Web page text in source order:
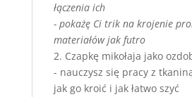
łączenia ich
- pokażę Ci trik na krojenie
materiałów jak futro
2. Czapkę mikołaja jako
- nauczysz się pracy z
jak go kroić i jak łatwo szyć